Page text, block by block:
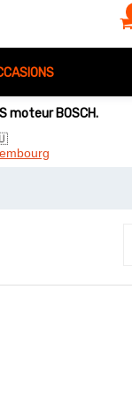
moteur BOSCH.